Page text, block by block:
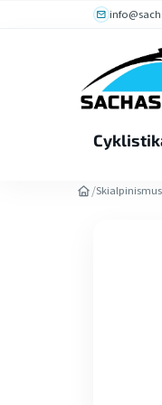
/Skialpinismus